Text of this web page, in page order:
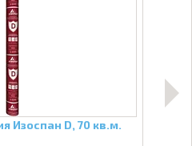
Изоспан D, 70 кв.м.